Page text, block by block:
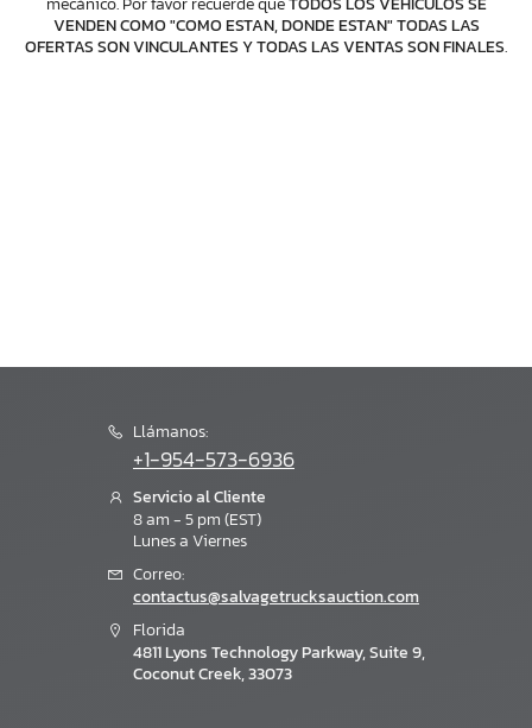
VENDEN COMO "COMO ESTAN, DONDE ESTAN" TODAS LAS
OFERTAS SON VINCULANTES Y TODAS LAS VENTAS SON FINALES.
Llámanos:
+1-954-573-6936
Servicio al Cliente
8 am - 5 pm (EST)
Lunes a Viernes
Correo:
contactus@salvagetrucksauction.com
Florida
4811 Lyons Technology Parkway, Suite 9,
Coconut Creek, 33073